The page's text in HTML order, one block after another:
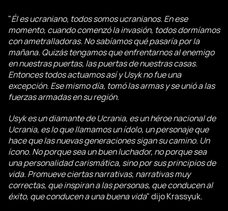
"Él es ucraniano, todos somos ucranianos. En ese
momento, cuando comenzó la invasión, todos dormíamos
con ametralladoras. No sabíamos qué pasaría por la
mañana. Quizás tengamos que enfrentarnos al enemigo
en nuestras puertas, las puertas de nuestras casas.
Entonces todos actuamos así y Usyk no fue una
excepción. Ese mismo día, tomó las armas y se unió a las
fuerzas armadas en su región.
Usyk es un diamante de Ucrania, es un héroe nacional de
Ucrania, es lo que llamamos un ídolo, un personaje que
hace que las nuevas generaciones sigan su camino. Un
ícono. No porque sea un buen luchador, no porque sea
una personalidad carismática, sino por sus principios de
vida. Promueve ciertas narrativas, narrativas muy
correctas, que inspiran a las personas, que conducen al
éxito, que conducen a una buena vida" dijo Krassyuk.